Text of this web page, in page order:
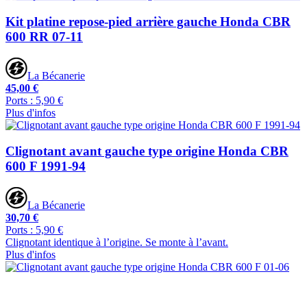
Kit platine repose-pied arrière gauche Honda CBR
600 RR 07-11
La Bécanerie
45,00 €
Ports : 5,90 €
Plus d'infos
Clignotant avant gauche type origine Honda CBR
600 F 1991-94
La Bécanerie
30,70 €
Ports : 5,90 €
Clignotant identique à l’origine. Se monte à l’avant.
Plus d'infos